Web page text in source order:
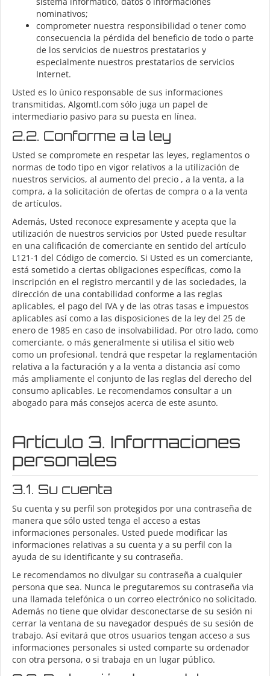
nominativos;
comprometer nuestra responsibilidad o tener como
consecuencia la pérdida del beneficio de todo o parte
de los servicios de nuestros prestatarios y
especialmente nuestros prestatarios de servicios
Internet.
Usted es lo único responsable de sus informaciones
transmitidas, Algomtl.com sólo juga un papel de
intermediario pasivo para su puesta en línea.
2.2. Conforme a la ley
Usted se compromete en respetar las leyes, reglamentos o
normas de todo tipo en vigor relativos a la utilización de
nuestros servicios, al aumento del precio , a la venta, a la
compra, a la solicitación de ofertas de compra o a la venta
de artículos.
Además, Usted reconoce expresamente y acepta que la
utilización de nuestros servicios por Usted puede resultar
en una calificación de comerciante en sentido del artículo
L121-1 del Código de comercio. Si Usted es un comerciante,
está sometido a ciertas obligaciones específicas, como la
inscripción en el registro mercantil y de las sociedades, la
dirección de una contabilidad conforme a las reglas
aplicables, el pago del IVA y de las otras tasas e impuestos
aplicables así como a las disposiciones de la ley del 25 de
enero de 1985 en caso de insolvabilidad. Por otro lado, como
comerciante, o más generalmente si utilisa el sitio web
como un profesional, tendrá que respetar la reglamentación
relativa a la facturación y a la venta a distancia así como
más ampliamente el conjunto de las reglas del derecho del
consumo aplicables. Le recomendamos consultar a un
abogado para más consejos acerca de este asunto.
Artículo 3. Informaciones
personales
3.1. Su cuenta
Su cuenta y su perfil son protegidos por una contraseña de
manera que sólo usted tenga el acceso a estas
informaciones personales. Usted puede modificar las
informaciones relativas a su cuenta y a su perfil con la
ayuda de su identificante y su contraseña.
Le recomendamos no divulgar su contraseña a cualquier
persona que sea. Nunca le pregutaremos su contraseña via
una llamada telefónica o un correo electrónico no solicitado.
Además no tiene que olvidar desconectarse de su sesión ni
cerrar la ventana de su navegador después de su sesión de
trabajo. Así evitará que otros usuarios tengan acceso a sus
informaciones personales si usted comparte su ordenador
con otra persona, o si trabaja en un lugar público.